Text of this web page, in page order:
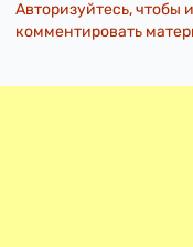
Авторизуйтесь, чтобы
комментировать